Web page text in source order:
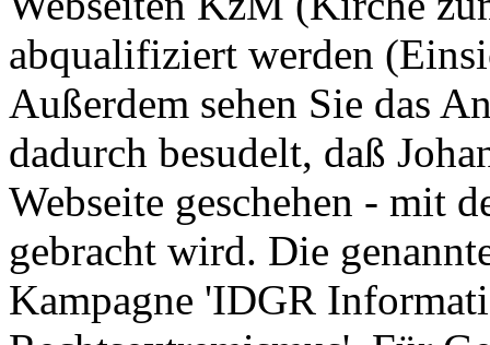
abqualifiziert werden
Außerdem sehen Sie das
dadurch besudelt, daß
Webseite geschehen - mit
gebracht wird. Die
Kampagne 'IDGR